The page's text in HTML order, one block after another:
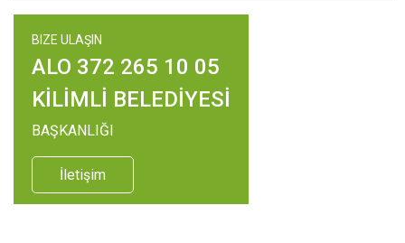
BIZE ULAŞIN
ALO 372 265 10 05
KİLİMLİ BELEDİYESİ
BAŞKANLIĞI
İletişim